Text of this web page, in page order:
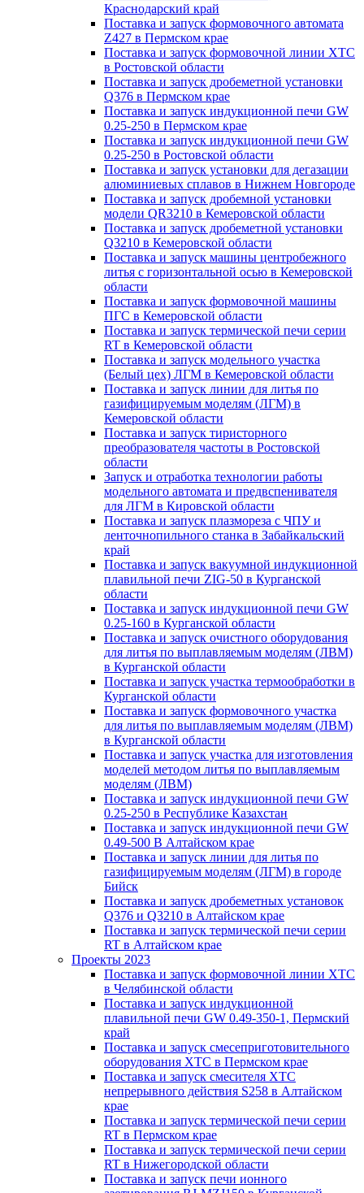
Краснодарский край
Поставка и запуск формовочного автомата
Z427 в Пермском крае
Поставка и запуск формовочной линии ХТС
в Ростовской области
Поставка и запуск дробеметной установки
Q376 в Пермском крае
Поставка и запуск индукционной печи GW
0.25-250 в Пермском крае
Поставка и запуск индукционной печи GW
0.25-250 в Ростовской области
Поставка и запуск установки для дегазации
алюминиевых сплавов в Нижнем Новгороде
Поставка и запуск дробемной установки
модели QR3210 в Кемеровской области
Поставка и запуск дробеметной установки
Q3210 в Кемеровской области
Поставка и запуск машины центробежного
литья с горизонтальной осью в Кемеровской
области
Поставка и запуск формовочной машины
ПГС в Кемеровской области
Поставка и запуск термической печи серии
RT в Кемеровской области
Поставка и запуск модельного участка
(Белый цех) ЛГМ в Кемеровской области
Поставка и запуск линии для литья по
газифицируемым моделям (ЛГМ) в
Кемеровской области
Поставка и запуск тиристорного
преобразователя частоты в Ростовской
области
Запуск и отработка технологии работы
модельного автомата и предвспенивателя
для ЛГМ в Кировской области
Поставка и запуск плазмореза с ЧПУ и
ленточнопильного станка в Забайкальский
край
Поставка и запуск вакуумной индукционной
плавильной печи ZIG-50 в Курганской
области
Поставка и запуск индукционной печи GW
0.25-160 в Курганской области
Поставка и запуск очистного оборудования
для литья по выплавляемым моделям (ЛВМ)
в Курганской области
Поставка и запуск участка термообработки в
Курганской области
Поставка и запуск формовочного участка
для литья по выплавляемым моделям (ЛВМ)
в Курганской области
Поставка и запуск участка для изготовления
моделей методом литья по выплавляемым
моделям (ЛВМ)
Поставка и запуск индукционной печи GW
0.25-250 в Республике Казахстан
Поставка и запуск индукционной печи GW
0.49-500 В Алтайском крае
Поставка и запуск линии для литья по
газифицируемым моделям (ЛГМ) в городе
Бийск
Поставка и запуск дробеметных установок
Q376 и Q3210 в Алтайском крае
Поставка и запуск термической печи серии
RT в Алтайском крае
Проекты 2023
Поставка и запуск формовочной линии ХТС
в Челябинской области
Поставка и запуск индукционной
плавильной печи GW 0.49-350-1, Пермский
край
Поставка и запуск смесеприготовительного
оборудования ХТС в Пермском крае
Поставка и запуск смесителя ХТС
непрерывного действия S258 в Алтайском
крае
Поставка и запуск термической печи серии
RT в Пермском крае
Поставка и запуск термической печи серии
RT в Нижегородской области
Поставка и запуск печи ионного